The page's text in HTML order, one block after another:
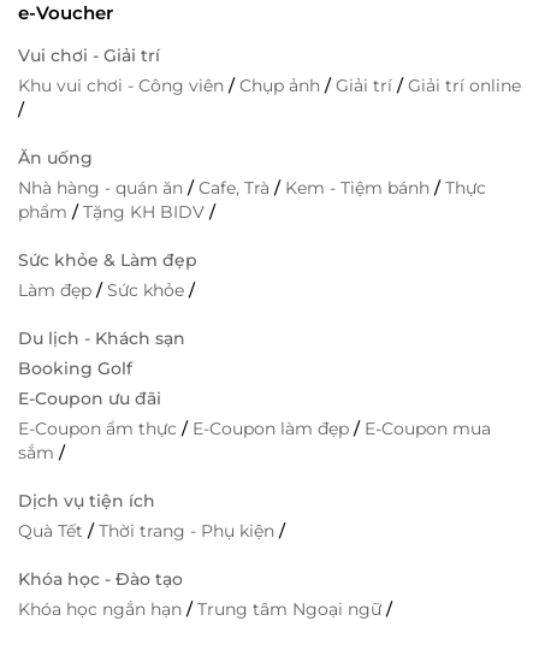
e-Voucher
Vui chơi - Giải trí
Khu vui chơi - Công viên /Chụp ảnh /Giải trí /Giải trí online
/
Ăn uống
Nhà hàng - quán ăn /Cafe, Trà / Kem - Tiệm bánh /Thực
phẩm /Tặng KH BIDV /
Sức khỏe & Làm đẹp
Làm đẹp /Sức khỏe /
Du lịch - Khách sạn
Booking Golf
E-Coupon ưu đãi
E-Coupon ẩm thực / E-Coupon làm đẹp / E-Coupon mua
sắm /
Dịch vụ tiện ích
Quà Tết /Thời trang - Phụ kiện /
Khóa học - Đào tạo
Khóa học ngắn hạn /Trung tâm Ngoại ngữ/